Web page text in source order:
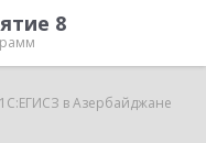
8
1С:ЕГИСЗ в Азербайджане